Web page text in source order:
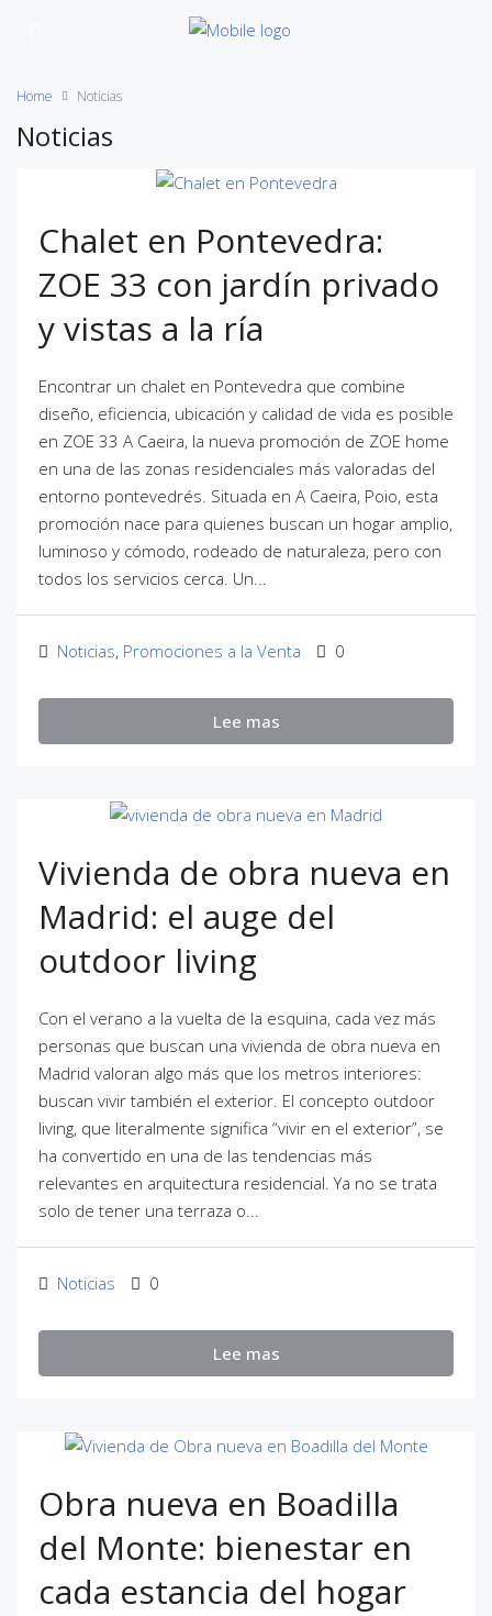
Home Noticias
Noticias
Chalet en Pontevedra:
ZOE 33 con jardín privado
y vistas a la ría
Encontrar un chalet en Pontevedra que combine
diseño, eficiencia, ubicación y calidad de vida es posible
en ZOE 33 A Caeira, la nueva promoción de ZOE home
en una de las zonas residenciales más valoradas del
entorno pontevedrés. Situada en A Caeira, Poio, esta
promoción nace para quienes buscan un hogar amplio,
luminoso y cómodo, rodeado de naturaleza, pero con
todos los servicios cerca. Un...
Noticias, Promociones a la Venta 0
Lee mas
Vivienda de obra nueva en
Madrid: el auge del
outdoor living
Con el verano a la vuelta de la esquina, cada vez más
personas que buscan una vivienda de obra nueva en
Madrid valoran algo más que los metros interiores:
buscan vivir también el exterior. El concepto outdoor
living, que literalmente significa “vivir en el exterior”, se
ha convertido en una de las tendencias más
relevantes en arquitectura residencial. Ya no se trata
solo de tener una terraza o...
Noticias 0
Lee mas
Obra nueva en Boadilla
del Monte: bienestar en
cada estancia del hogar